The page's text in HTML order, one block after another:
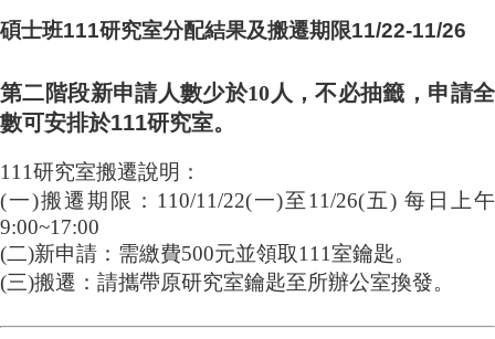
頁
公
告
本
所
簡
介
本
所
碩士班111研究室分配結果及搬遷期限11/22-11/26
第二階段新申請人數少於10人，不必抽籤，申請全
數可安排於111研究室。
111研究室搬遷說明：
(一)搬遷期限：110/11/22(一)至11/26(五) 每日上午
9:00~17:00
(二)新申請：需繳費500元並領取111室鑰匙。
(三)搬遷：請攜帶原研究室鑰匙至所辦公室換發。